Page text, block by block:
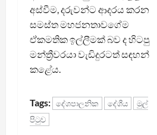
අස්වීම, දරුවන්ට ආදරය කරන
සමස්ත මහජනතාවගේම
ඒකමතික ඉල්ලීමක් බව ද හිටපු
මන්ත්‍රීවරයා වැඩිදුරටත් සඳහන්
කළේය.
Tags: දේශපාලනික දේශීය
මුල්
පිටුව